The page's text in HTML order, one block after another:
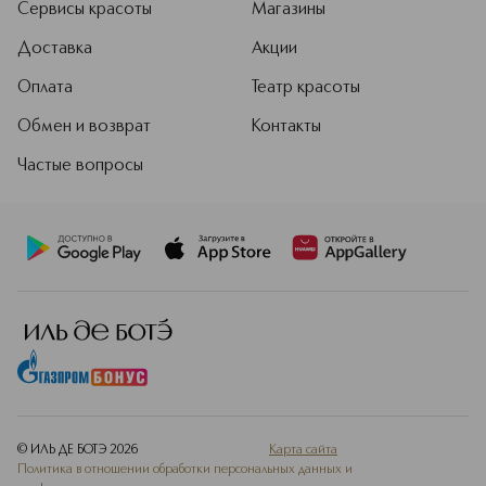
Сервисы красоты
Доставка
Оплата
Обмен и возврат
Частые вопросы
Магазины
Акции
Театр красоты
Контакты
© ИЛЬ ДЕ БОТЭ 2026
Карта сайта
Политика в отношении обработки персональных данных и